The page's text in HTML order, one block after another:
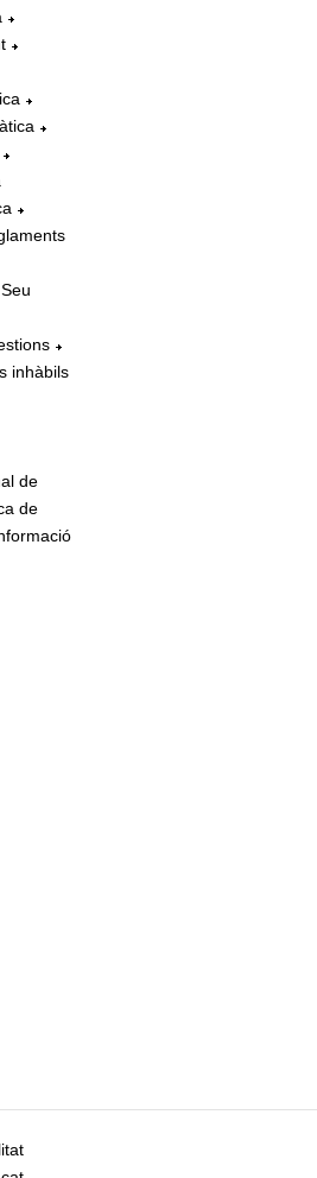
inhàbils
de
de